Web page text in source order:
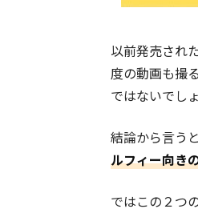
以前発売され
度の動画も撮
ではないでし
結論から言うと
ルフィー向き
ではこの２つ